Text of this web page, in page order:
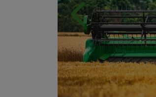
Anterior